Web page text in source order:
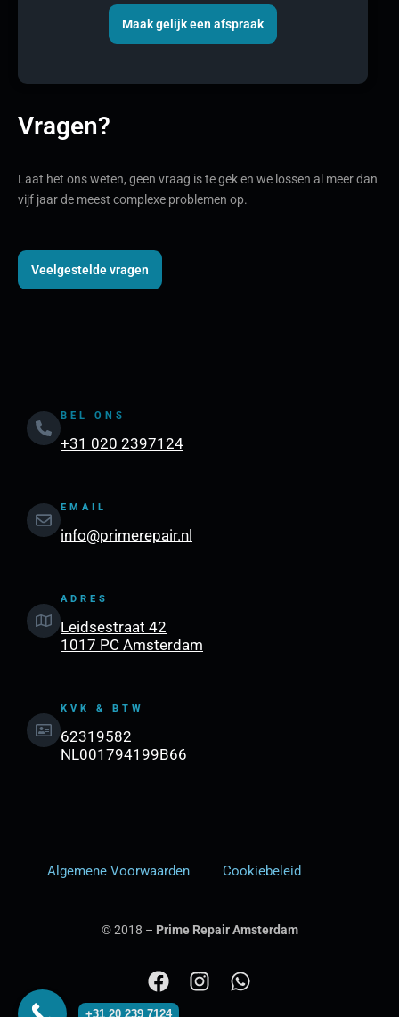
Maak gelijk een afspraak
Vragen?
Laat het ons weten, geen vraag is te gek en we lossen al meer dan
vijf jaar de meest complexe problemen op.
Veelgestelde vragen
BEL ONS
+31 020 2397124
EMAIL
info@primerepair.nl
ADRES
Leidsestraat 42
1017 PC Amsterdam
KVK & BTW
62319582
NL001794199B66
Algemene Voorwaarden Cookiebeleid
© 2018 – Prime Repair Amsterdam
F
a
I W
+31 20 239 7124